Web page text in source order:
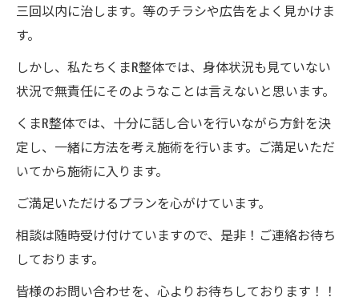
三回以内に治します。等のチラシや広告をよく見かけま
す。
しかし、私たちくまR整体では、身体状況も見ていない
状況で無責任にそのようなことは言えないと思います。
くまR整体では、十分に話し合いを行いながら方針を決
定し、一緒に方法を考え施術を行います。ご満足いただ
いてから施術に入ります。
ご満足いただけるプランを心がけています。
相談は随時受け付けていますので、是非！ご連絡お待ち
しております。
皆様のお問い合わせを、心よりお待ちしております！！